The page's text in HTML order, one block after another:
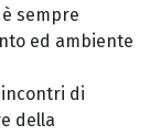
sempre
ed ambiente
di
della